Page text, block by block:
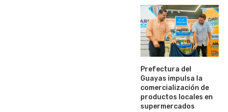
Prefectura del
Guayas impulsa la
comercialización de
productos locales en
supermercados